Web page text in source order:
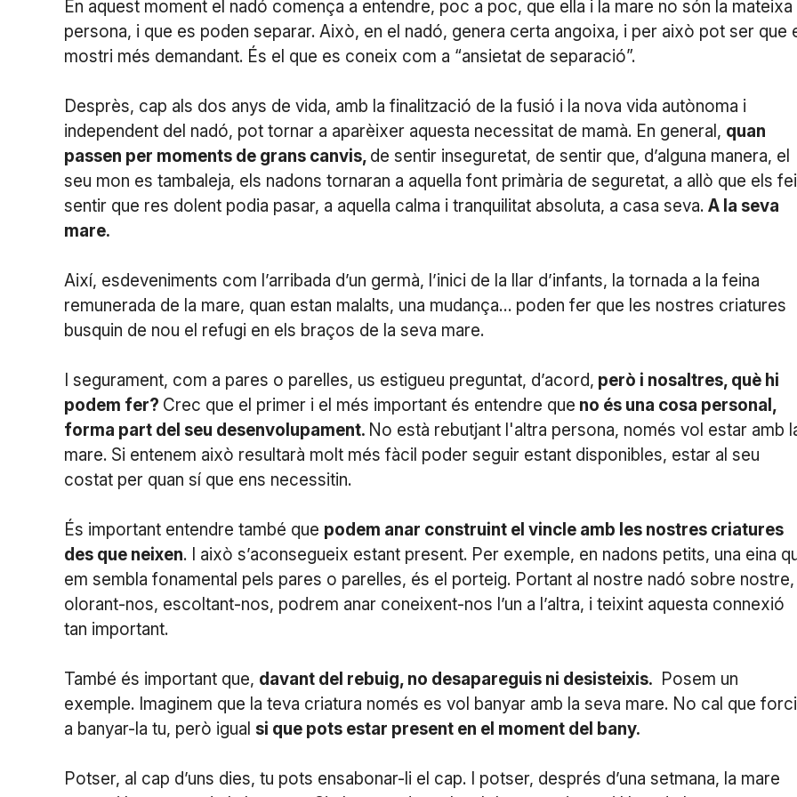
En aquest moment el nadó comença a entendre, poc a poc, que ella i la mare no són la mateixa
persona, i que es poden separar. Això, en el nadó, genera certa angoixa, i per això pot ser que
mostri més demandant. És el que es coneix com a “ansietat de separació”.
Desprès, cap als dos anys de vida, amb la finalització de la fusió i la nova vida autònoma i
independent del nadó, pot tornar a aparèixer aquesta necessitat de mamà. En general, quan
passen per moments de grans canvis, de sentir inseguretat, de sentir que, d’alguna manera, el
seu mon es tambaleja, els nadons tornaran a aquella font primària de seguretat, a allò que els
sentir que res dolent podia pasar, a aquella calma i tranquilitat absoluta, a casa seva. A la seva
mare.
Així, esdeveniments com l’arribada d’un germà, l’inici de la llar d’infants, la tornada a la feina
remunerada de la mare, quan estan malalts, una mudança… poden fer que les nostres criatures
busquin de nou el refugi en els braços de la seva mare.
I segurament, com a pares o parelles, us estigueu preguntat, d’acord, però i nosaltres, què hi
podem fer? Crec que el primer i el més important és entendre que no és una cosa personal,
forma part del seu desenvolupament. No està rebutjant l'altra persona, només vol estar amb
mare. Si entenem això resultarà molt més fàcil poder seguir estant disponibles, estar al seu
costat per quan sí que ens necessitin.
És important entendre també que podem anar construint el vincle amb les nostres criatures
des que neixen. I això s’aconsegueix estant present. Per exemple, en nadons petits, una eina
em sembla fonamental pels pares o parelles, és el porteig. Portant al nostre nadó sobre nostre,
olorant-nos, escoltant-nos, podrem anar coneixent-nos l’un a l’altra, i teixint aquesta connexió
tan important.
També és important que, davant del rebuig, no desapareguis ni desisteixis. Posem un
exemple. Imaginem que la teva criatura només es vol banyar amb la seva mare. No cal que
a banyar-la tu, però igual si que pots estar present en el moment del bany.
Potser, al cap d’uns dies, tu pots ensabonar-li el cap. I potser, després d’una setmana, la mare